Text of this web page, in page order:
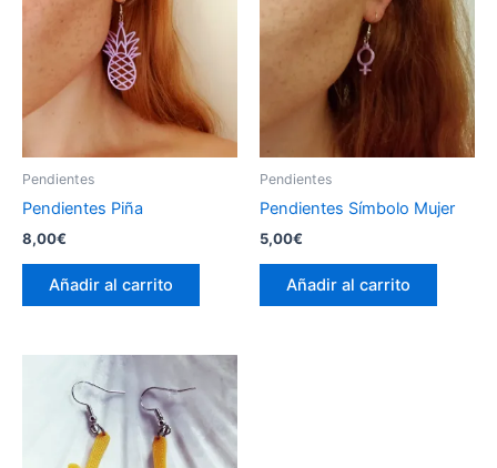
Pendientes
Pendientes Piña
8,00€
Añadir al carrito
Pendientes
Pendientes Símbolo Mujer
5,00€
Añadir al carrito